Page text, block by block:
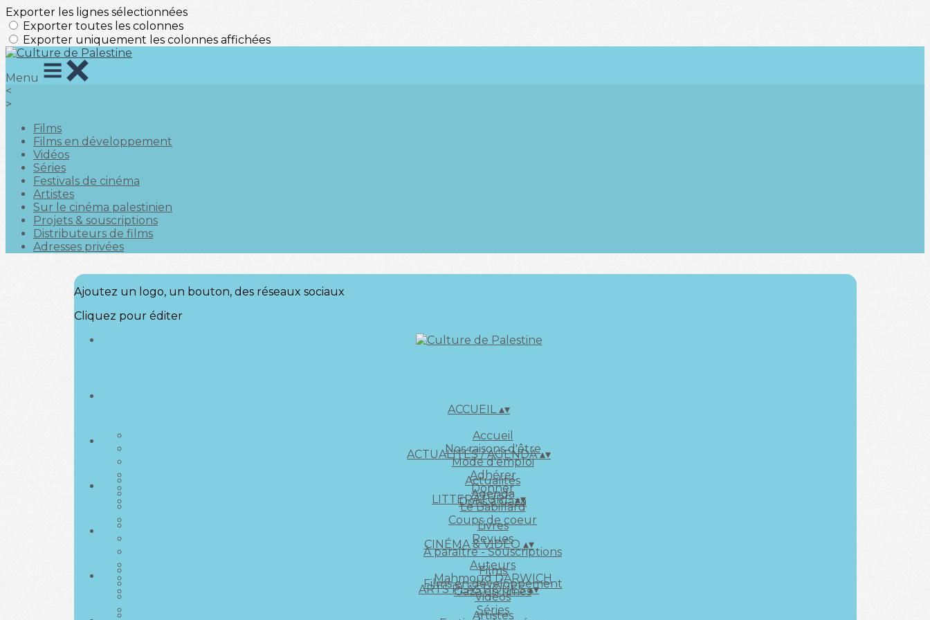
Exporter les lignes sélectionnées
Exporter toutes les colonnes
Exporter uniquement les colonnes affichées
Menu
<
>
Films
Films en développement
Vidéos
Séries
Festivals de cinéma
Artistes
Sur le cinéma palestinien
Projets & souscriptions
Distributeurs de films
Adresses privées
Ajoutez un logo, un bouton, des réseaux sociaux
Cliquez pour éditer
ACCUEIL▴▾
Accueil
Nos raisons d'être
Mode d'emploi
Adhérer
Donner
Dons à Gaza
ACTUALITÉS / AGENDA▴▾
Actualités
Agenda
Le Babillard
Coups de coeur
LITTERATURE▴▾
Livres
Revues
À paraître - Souscriptions
Auteurs
Mahmoud DARWICH
Gaza en rimes
CINÉMA & VIDÉO ▴▾
Films
Films en développement
Vidéos
Séries
ARTS PLASTIQUES▴▾
Artistes